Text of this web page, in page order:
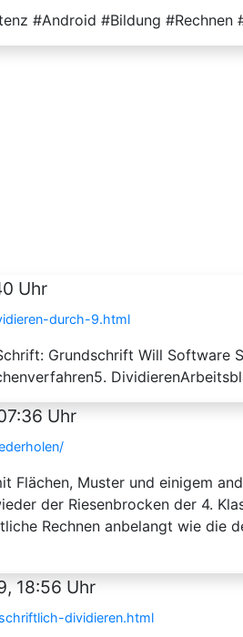
#Android #Bildung #Rechnen
Uhr
durch-9.html
Grundschrift Will Software
Uhr
Flächen, Muster und einigem
der Riesenbrocken der 4.
Rechnen anbelangt wie die
18:56 Uhr
dividieren.html